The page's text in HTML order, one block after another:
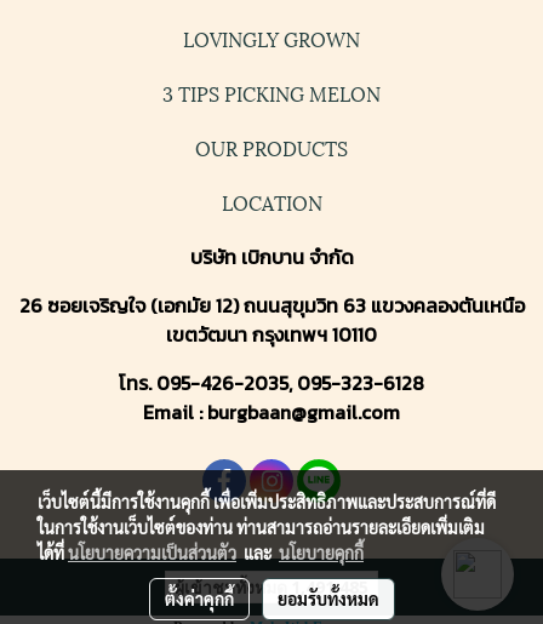
LOVINGLY GROWN
3 TIPS PICKING MELON
OUR PRODUCTS
LOCATION
บริษัท เบิกบาน จำกัด
26 ซอยเจริญใจ (เอกมัย 12) ถนนสุขุมวิท 63 แขวงคลองตันเหนือ
เขตวัฒนา กรุงเทพฯ 10110
โทร. 095-426-2035, 095-323-6128
Email : burgbaan@gmail.com
ผู้เข้าชมทั้งหมด1,491,485
เว็บไซต์นี้มีการใช้งานคุกกี้ เพื่อเพิ่มประสิทธิภาพและประสบการณ์ที่ดี
ในการใช้งานเว็บไซต์ของท่าน ท่านสามารถอ่านรายละเอียดเพิ่มเติม
ได้ที่นโยบายความเป็นส่วนตัว และ นโยบายคุกกี้
ตั้งค่าคุกกี้ ยอมรับทั้งหมด